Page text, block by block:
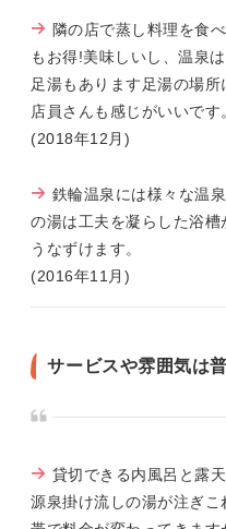
隣の店で蒸し料理を食
もお得!美味しいし、温泉
足湯もあります足湯の場
店員さんも感じがいいです
(2018年12月)
鉄輪温泉には様々な温
の湯は工夫を凝らした浴
うなずけます。
(2016年11月)
サービスや雰囲気は
貸切できる内風呂と露
源泉掛け流しの湯が注ぎ